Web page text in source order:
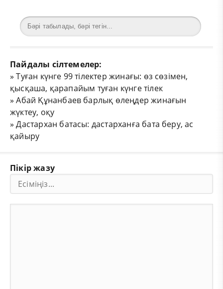
Пайдалы сілтемелер:
»Туған күнге 99 тілектер жинағы: өз сөзімен,
қысқаша, қарапайым туған күнге тілек
»Абай Құнанбаев барлық өлеңдер жинағын
жүктеу, оқу
»Дастархан батасы: дастарханға бата беру, ас
қайыру
Пікір жазу